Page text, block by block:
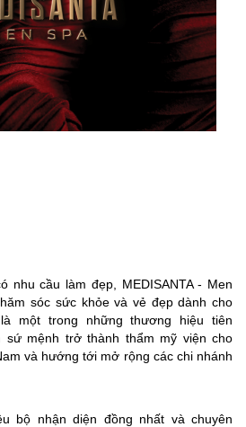
nhu cầu làm đẹp, MEDISANTA - Men
sóc sức khỏe và vẻ đẹp dành cho
là một trong những thương hiệu tiên
sứ mệnh trở thành thẩm mỹ viện cho
và hướng tới mở rộng các chi nhánh
bộ nhận diện đồng nhất và chuyên